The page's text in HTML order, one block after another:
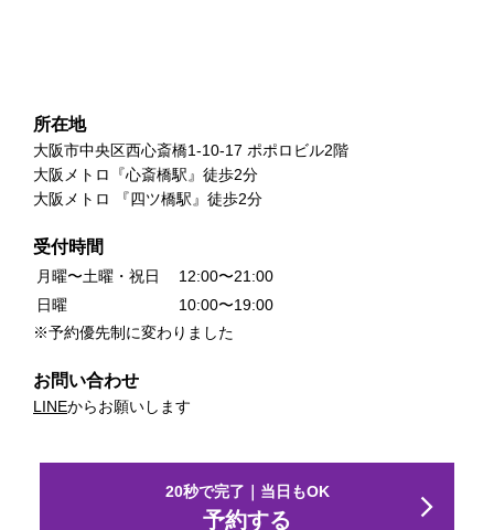
所在地
大阪市中央区西心斎橋1-10-17 ポポロビル2階
大阪メトロ『心斎橋駅』徒歩2分
大阪メトロ 『四ツ橋駅』徒歩2分
受付時間
月曜〜土曜・祝日
12:00〜21:00
日曜
10:00〜19:00
※予約優先制に変わりました
お問い合わせ
LINEからお願いします
20秒で完了｜当日もOK
予約する